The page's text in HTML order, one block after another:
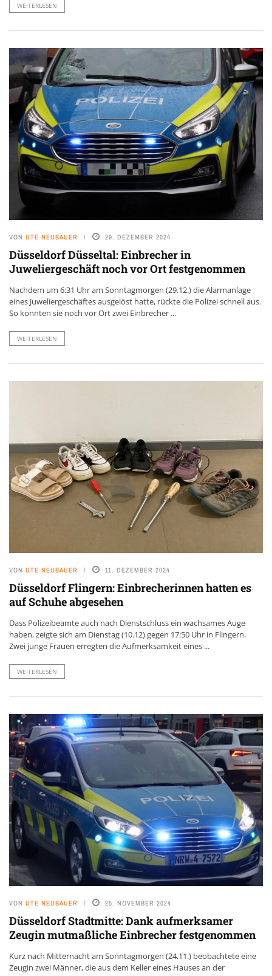
WEITERLESEN
VON UTE NEUBAUER 29. DEZEMBER 2024
Düsseldorf Düsseltal: Einbrecher in
Juweliergeschäft noch vor Ort festgenommen
Nachdem um 6:31 Uhr am Sonntagmorgen (29.12.) die Alarmanlage
eines Juweliergeschäftes ausgelöst hatte, rückte die Polizei schnell aus.
So konnten sie noch vor Ort zwei Einbrecher ...
WEITERLESEN
VON UTE NEUBAUER 11. DEZEMBER 2024
Düsseldorf Flingern: Einbrecherinnen hatten es
auf Schuhe abgesehen
Dass Polizeibeamte auch nach Dienstschluss ein wachsames Auge
haben, zeigte sich am Dienstag (10.12) gegen 17:50 Uhr in Flingern.
Zwei junge Frauen erregten die Aufmerksamkeit eines ...
WEITERLESEN
VON UTE NEUBAUER 25. NOVEMBER 2024
Düsseldorf Stadtmitte: Dank aufmerksamer
Zeugin mutmaßliche Einbrecher festgenommen
Kurz nach Mitternacht am Sonntagmorgen (24.11.) beobachtete eine
Zeugin zwei Männer, die aus dem Keller eines Hauses an der